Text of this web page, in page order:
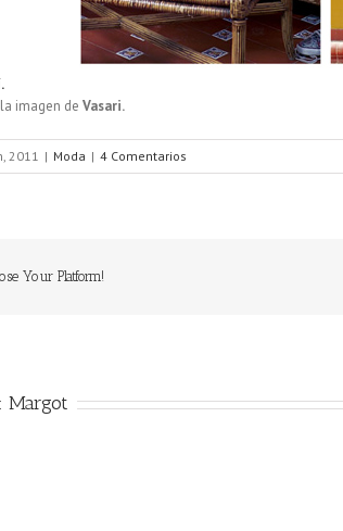
imagen de Vasari.
2011 | Moda | 4 Comentarios
Your Platform!
Margot